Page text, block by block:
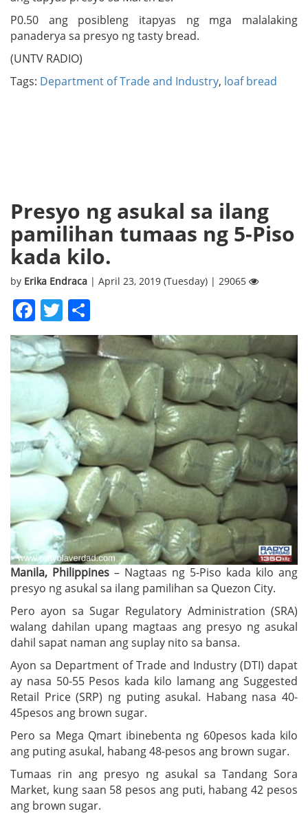
P0.50 ang posibleng itapyas ng mga malalaking
panaderya sa presyo ng tasty bread.
(UNTV RADIO)
Tags: Department of Trade and Industry, loaf bread
Presyo ng asukal sa ilang
pamilihan tumaas ng 5-Piso
kada kilo.
by Erika Endraca | April 23, 2019 (Tuesday) | 29065
Facebook
Twitter
Manila, Philippines – Nagtaas ng 5-Piso kada kilo ang
presyo ng asukal sa ilang pamilihan sa Quezon City.
Pero ayon sa Sugar Regulatory Administration (SRA)
walang dahilan upang magtaas ang presyo ng asukal
dahil sapat naman ang suplay nito sa bansa.
Ayon sa Department of Trade and Industry (DTI) dapat
ay nasa 50-55 Pesos kada kilo lamang ang Suggested
Retail Price (SRP) ng puting asukal. Habang nasa 40-
45pesos ang brown sugar.
Pero sa Mega Qmart ibinebenta ng 60pesos kada kilo
ang puting asukal, habang 48-pesos ang brown sugar.
Tumaas rin ang presyo ng asukal sa Tandang Sora
Market, kung saan 58 pesos ang puti, habang 42 pesos
ang brown sugar.